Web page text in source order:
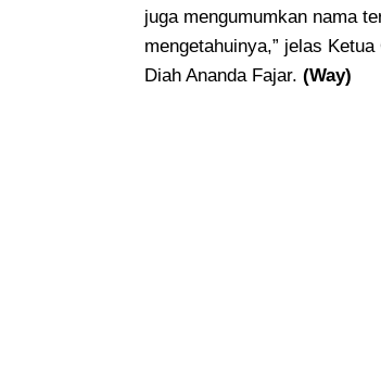
juga mengumumkan nama
mengetahuinya,” jelas
Diah Ananda Fajar.(Way)